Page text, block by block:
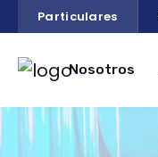
Particulares
Nosotros